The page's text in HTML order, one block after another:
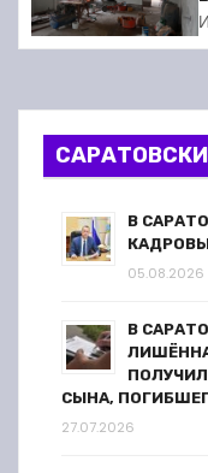
п
о
з
В
05.08.2026
В
СЫНА,
27.07.2026